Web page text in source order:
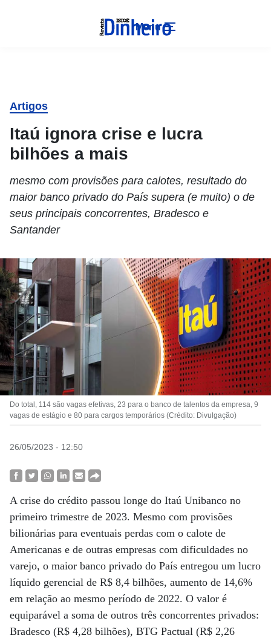
Menu
Artigos
Itaú ignora crise e lucra
bilhões a mais
mesmo com provisões para calotes, resultado do
maior banco privado do País supera (e muito) o de
seus principais concorrentes, Bradesco e
Santander
Do total, 114 são vagas efetivas, 23 para o banco de talentos da empresa, 9
vagas de estágio e 80 para cargos temporários (Crédito: Divulgação)
26/05/2023 - 12:50
A crise do crédito passou longe do Itaú Unibanco no
primeiro trimestre de 2023. Mesmo com provisões
bilionárias para eventuais perdas com o calote de
Americanas e de outras empresas com dificuldades no
varejo, o maior banco privado do País entregou um lucro
líquido gerencial de R$ 8,4 bilhões, aumento de 14,6%
em relação ao mesmo período de 2022. O valor é
equiparável a soma de outros três concorrentes privados:
Bradesco (R$ 4,28 bilhões), BTG Pactual (R$ 2,26